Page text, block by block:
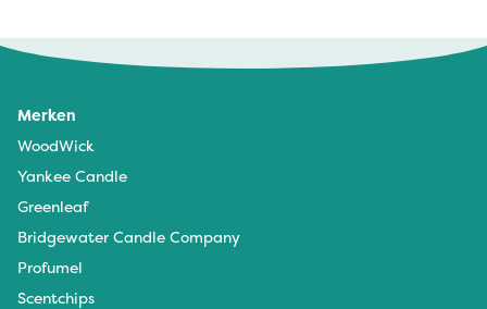
Merken
WoodWick
Yankee Candle
Greenleaf
Bridgewater Candle Company
Profumel
Scentchips